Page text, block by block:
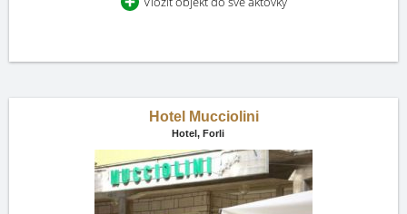
Hotel Mucciolini
Hotel, Forli